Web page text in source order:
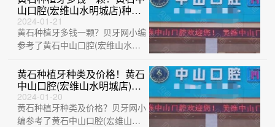
山口腔(宏维山水明城店)种牙
价格表（今日更新/实时），
国产清水种植牙价格：3277
元起/颗！
2024-01-21
黄石种植牙多钱一颗？贝牙网小编
参考了黄石中山口腔(宏维山水明
店)、黄石中···
黄石种植牙种类及价格！黄石
中山口腔(宏维山水明城店)种
植牙价格表，瑞典诺贝尔CC
种植牙：8478元起/颗！
2024-01-20
黄石种植牙种类及价格？贝牙网小
编参考了黄石中山口腔(宏维山水